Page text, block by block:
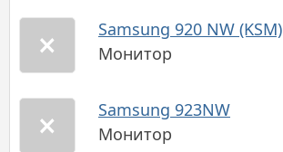
Samsung 920 NW (KSM)
Монитор
Samsung 923NW
Монитор